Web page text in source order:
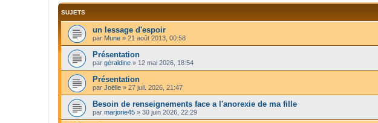
SUJETS
un lessage d'espoir
par Mune » 21 août 2013, 00:58
Présentation
par géraldine » 12 mai 2026, 18:54
Présentation
par Joëlle » 27 juil. 2026, 21:47
Besoin de renseignements face a l'anorexie de ma fille
par marjorie45 » 30 juin 2026, 22:29